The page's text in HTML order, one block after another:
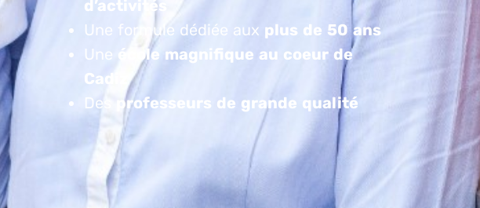
d’activités
Une formule dédiée aux plus de 50 ans
Une école magnifique au coeur de
Cadiz
Des
professeurs de grande qualité